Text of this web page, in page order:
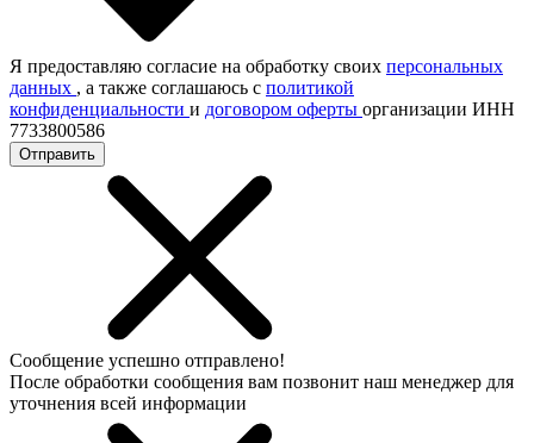
Я предоставляю согласие на обработку своих персональных
данных , а также соглашаюсь с политикой
конфиденциальности и договором оферты организации ИНН
7733800586
Отправить
Сообщение успешно отправлено!
После обработки сообщения вам позвонит наш менеджер для
уточнения всей информации